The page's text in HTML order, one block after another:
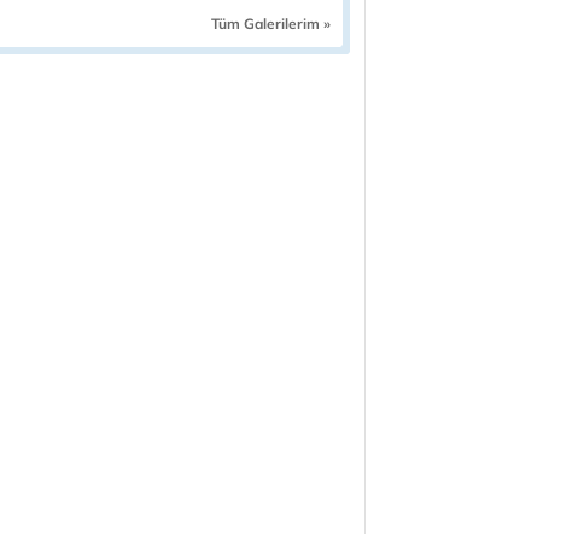
Tüm Galerilerim »